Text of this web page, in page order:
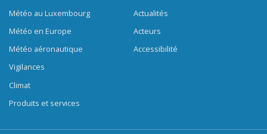
Météo au Luxembourg
Météo en Europe
Météo aéronautique
Vigilances
Climat
Produits et services
Actualités
Acteurs
Accessibilité